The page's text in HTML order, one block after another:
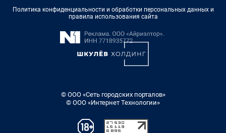
Политика конфиденциальности и обработки персональных данных и
правила использования сайта
© ООО «Сеть городских порталов»
© ООО «Интернет Технологии»